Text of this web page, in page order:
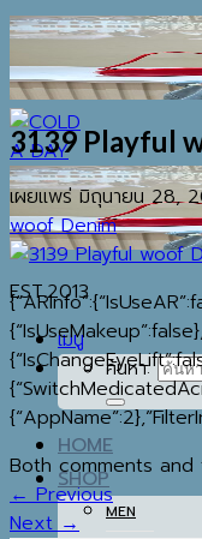
EST.2013
เมนู
ค้นหา:
HOME
SHOP
MEN
3139 Playful
เผยแพร่มิถุนายน 28,
woof Denim
Both comments
←Previous
Next→